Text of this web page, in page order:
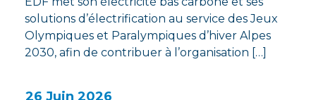
solutions d’électrification au service des Jeux
Olympiques et Paralympiques d’hiver Alpes
2030, afin de contribuer à l’organisation […]
26 Juin 2026